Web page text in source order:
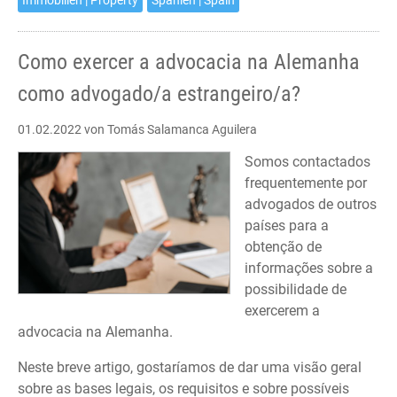
Como exercer a advocacia na Alemanha
como advogado/a estrangeiro/a?
01.02.2022 von Tomás Salamanca Aguilera
Somos contactados
frequentemente por
advogados de outros
países para a
obtenção de
informações sobre a
possibilidade de
exercerem a
advocacia na Alemanha.
Neste breve artigo, gostaríamos de dar uma visão geral
sobre as bases legais, os requisitos e sobre possíveis